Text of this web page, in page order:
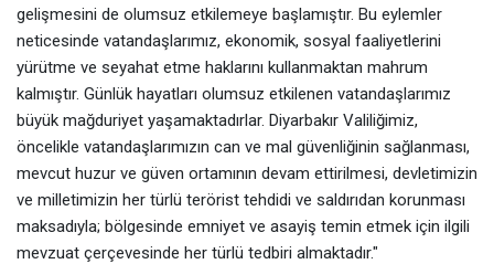
gelişmesini de olumsuz etkilemeye başlamıştır. Bu eylemler
neticesinde vatandaşlarımız, ekonomik, sosyal faaliyetlerini
yürütme ve seyahat etme haklarını kullanmaktan mahrum
kalmıştır. Günlük hayatları olumsuz etkilenen vatandaşlarımız
büyük mağduriyet yaşamaktadırlar. Diyarbakır Valiliğimiz,
öncelikle vatandaşlarımızın can ve mal güvenliğinin sağlanması,
mevcut huzur ve güven ortamının devam ettirilmesi, devletimizin
ve milletimizin her türlü terörist tehdidi ve saldırıdan korunması
maksadıyla; bölgesinde emniyet ve asayiş temin etmek için ilgili
mevzuat çerçevesinde her türlü tedbiri almaktadır."